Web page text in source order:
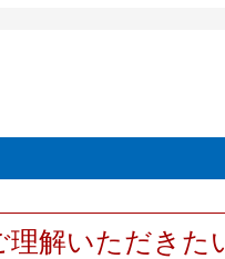
理解いただきた